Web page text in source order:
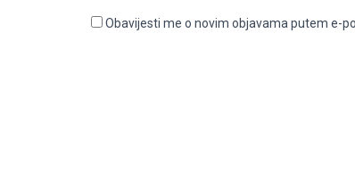
Obavijesti me o novim objavama putem e-